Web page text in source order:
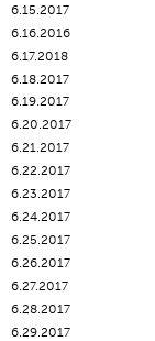
6.15.2017
6.16.2016
6.17.2018
6.18.2017
6.19.2017
6.20.2017
6.21.2017
6.22.2017
6.23.2017
6.24.2017
6.25.2017
6.26.2017
6.27.2017
6.28.2017
6.29.2017